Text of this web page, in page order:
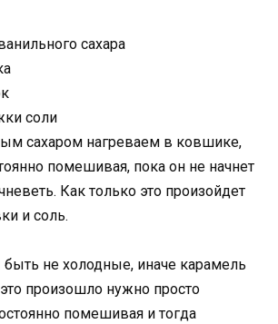
сахара
соли
сахаром нагреваем в ковшике,
помешивая, пока он не начнет
Как только это произойдет
и соль.
не холодные, иначе карамель
произошло нужно просто
помешивая и тогда